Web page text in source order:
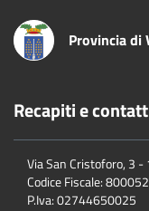
Provincia di
Recapiti e
Via San Cristoforo, 3 -
Codice Fiscale:
P.Iva:02744650025